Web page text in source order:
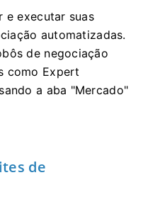
e executar suas
automatizadas.
de negociação
como Expert
a aba "Mercado"
de